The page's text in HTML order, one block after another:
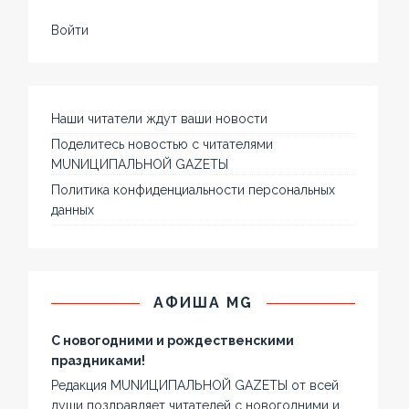
Войти
Наши читатели ждут ваши новости
Поделитесь новостью с читателями
MUNИЦИПАЛЬНОЙ GAZЕТЫ
Политика конфиденциальности персональных
данных
АФИША MG
С новогодними и рождественскими
праздниками!
Редакция MUNИЦИПАЛЬНОЙ GAZЕТЫ от всей
души поздравляет читателей с новогодними и